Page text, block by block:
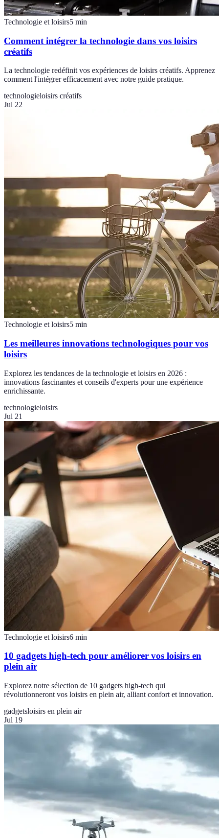
Technologie et loisirs5 min
Comment intégrer la technologie dans vos loisirs
créatifs
La technologie redéfinit vos expériences de loisirs créatifs. Apprenez
comment l'intégrer efficacement avec notre guide pratique.
technologieloisirs créatifs
Jul 22
Technologie et loisirs5 min
Les meilleures innovations technologiques pour vos
loisirs
Explorez les tendances de la technologie et loisirs en 2026 :
innovations fascinantes et conseils d'experts pour une expérience
enrichissante.
technologieloisirs
Jul 21
Technologie et loisirs6 min
10 gadgets high-tech pour améliorer vos loisirs en
plein air
Explorez notre sélection de 10 gadgets high-tech qui
révolutionneront vos loisirs en plein air, alliant confort et innovation.
gadgetsloisirs en plein air
Jul 19